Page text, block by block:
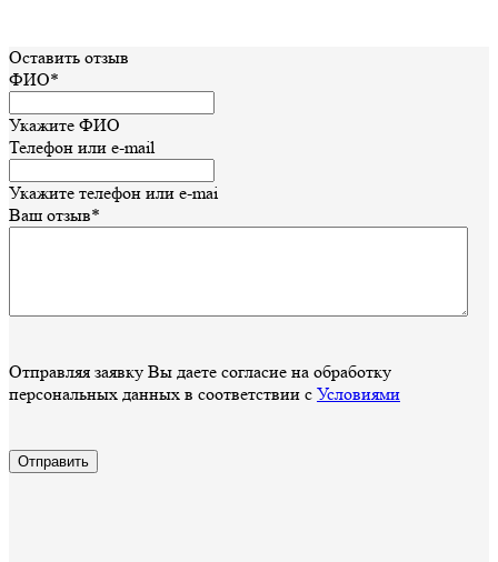
Оставить отзыв
ФИО*
Укажите ФИО
Телефон или e-mail
Укажите телефон или e-mai
Ваш отзыв*
Отправляя заявку Вы даете согласие на обработку
персональных данных в соответствии с Условиями